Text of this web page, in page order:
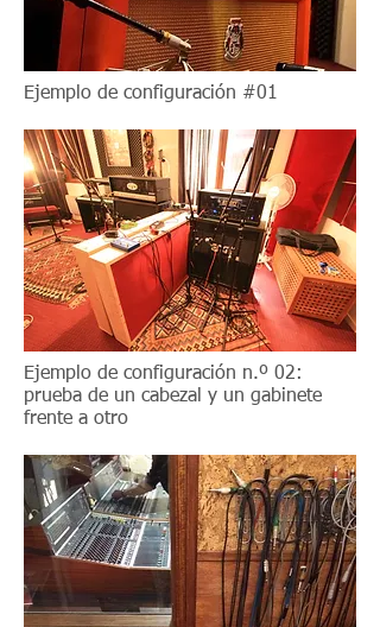
Ejemplo de configuración #01
Ejemplo de configuración n.º 02:
prueba de un cabezal y un gabinete
frente a otro